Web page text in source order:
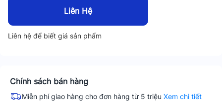
Liên Hệ
Liên hệ để biết giá sản phẩm
Chính sách bán hàng
Miễn phí giao hàng cho đơn hàng từ 5 triệu Xem chi tiết